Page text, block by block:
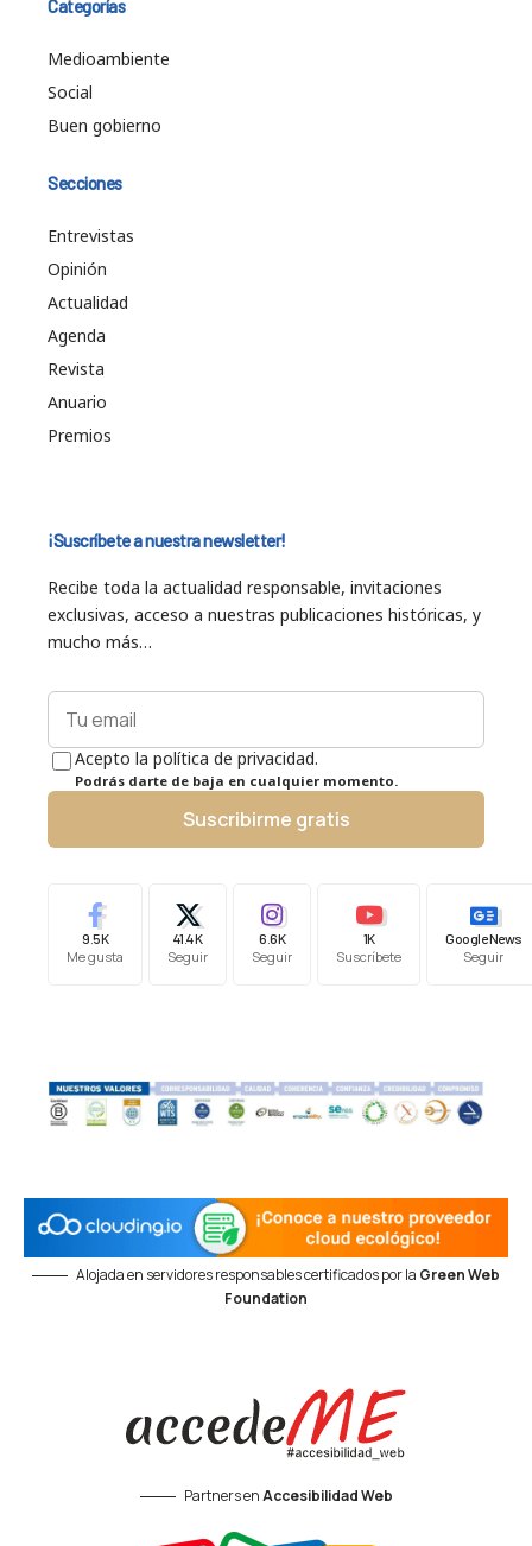
Categorías
Medioambiente
Social
Buen gobierno
Secciones
Entrevistas
Opinión
Actualidad
Agenda
Revista
Anuario
Premios
¡Suscríbete a nuestra newsletter!
Recibe toda la actualidad responsable, invitaciones
exclusivas, acceso a nuestras publicaciones históricas, y
mucho más…
Acepto la política de privacidad.
Podrás darte de baja en cualquier momento.
Suscribirme gratis
9.5K
Me gusta
41.4K
Seguir
6.6K
Seguir
1K
Suscríbete
Google News
Seguir
Alojada en servidores responsables certificados por la Green Web
Foundation
Partners enAccesibilidad Web